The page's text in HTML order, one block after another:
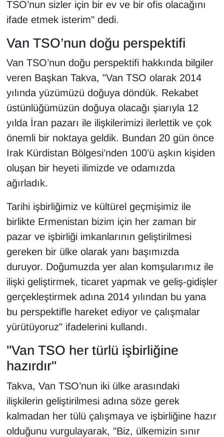
TSO’nun sizler için bir ev ve bir ofis olacağını
ifade etmek isterim" dedi.
Van TSO’nun doğu perspektifi
Van TSO’nun doğu perspektifi hakkında bilgiler
veren Başkan Takva, "Van TSO olarak 2014
yılında yüzümüzü doğuya döndük. Rekabet
üstünlüğümüzün doğuya olacağı şiarıyla 12
yılda İran pazarı ile ilişkilerimizi ilerlettik ve çok
önemli bir noktaya geldik. Bundan 20 gün önce
Irak Kürdistan Bölgesi’nden 100’ü aşkın kişiden
oluşan bir heyeti ilimizde ve odamızda
ağırladık.
Tarihi işbirliğimiz ve kültürel geçmişimiz ile
birlikte Ermenistan bizim için her zaman bir
pazar ve işbirliği imkanlarının geliştirilmesi
gereken bir ülke olarak yanı başımızda
duruyor. Doğumuzda yer alan komşularımız ile
ilişki geliştirmek, ticaret yapmak ve geliş-gidişler
gerçekleştirmek adına 2014 yılından bu yana
bu perspektifle hareket ediyor ve çalışmalar
yürütüyoruz" ifadelerini kullandı.
"Van TSO her türlü işbirliğine
hazırdır"
Takva, Van TSO’nun iki ülke arasındaki
ilişkilerin geliştirilmesi adına söze gerek
kalmadan her tülü çalışmaya ve işbirliğine hazır
olduğunu vurgulayarak, "Biz, ülkemizin sınır